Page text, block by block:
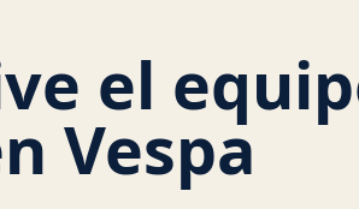
el
Vespa